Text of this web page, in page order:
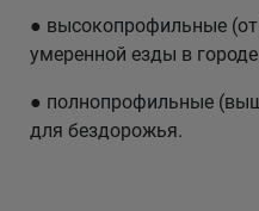
● высокопрофильные
умеренной езды в
● полнопрофильные
для бездорожья.